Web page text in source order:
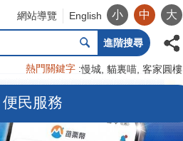
網站導覽 English 小 中 大
進階搜尋
熱門關鍵字 慢城 貓裏喵 客家圓樓
便民服務